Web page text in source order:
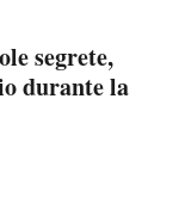
segrete,
durante la